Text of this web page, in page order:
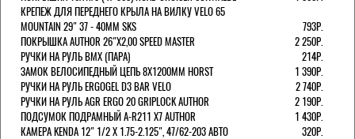
КРЕПЕЖ ДЛЯ ПЕРЕДНЕГО КРЫЛА НА ВИЛКУ VELO 65
MOUNTAIN 29" 37 - 40ММ SKS
793Р.
ПОКРЫШКА AUTHOR 26"Х2,00 SPEED MASTER
2 250Р.
РУЧКИ НА РУЛЬ BMX (ПАРА)
214Р.
ЗАМОК ВЕЛОCИПЕДНЫЙ ЦЕПЬ 8Х1200ММ HORST
1 390Р.
РУЧКИ НА РУЛЬ ERGOGEL D3 BAR VELO
2 740Р.
РУЧКИ НА РУЛЬ AGR ERGO 20 GRIPLOCK AUTHOR
2 190Р.
ПОДСУМОК ПОДРАМНЫЙ A-R211 X7 AUTHOR
1 430Р.
КАМЕРА KENDA 12" 1/2 Х 1.75-2.125", 47/62-203 АВТО
320Р.